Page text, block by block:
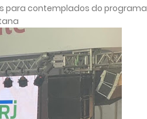
para contemplados do programa